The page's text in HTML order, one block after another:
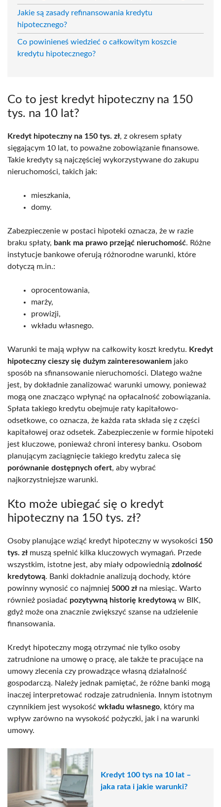
Jakie są zasady refinansowania kredytu
hipotecznego?
Co powinieneś wiedzieć o całkowitym koszcie
kredytu hipotecznego?
Co to jest kredyt hipoteczny na 150
tys. na 10 lat?
Kredyt hipoteczny na 150 tys. zł, z okresem spłaty
sięgającym 10 lat, to poważne zobowiązanie finansowe.
Takie kredyty są najczęściej wykorzystywane do zakupu
nieruchomości, takich jak:
mieszkania,
domy.
Zabezpieczenie w postaci hipoteki oznacza, że w razie
braku spłaty, bank ma prawo przejąć nieruchomość. Różne
instytucje bankowe oferują różnorodne warunki, które
dotyczą m.in.:
oprocentowania,
marży,
prowizji,
wkładu własnego.
Warunki te mają wpływ na całkowity koszt kredytu. Kredyt
hipoteczny cieszy się dużym zainteresowaniem jako
sposób na sfinansowanie nieruchomości. Dlatego ważne
jest, by dokładnie zanalizować warunki umowy, ponieważ
mogą one znacząco wpłynąć na opłacalność zobowiązania.
Spłata takiego kredytu obejmuje raty kapitałowo-
odsetkowe, co oznacza, że każda rata składa się z części
kapitałowej oraz odsetek. Zabezpieczenie w formie hipoteki
jest kluczowe, ponieważ chroni interesy banku. Osobom
planującym zaciągnięcie takiego kredytu zaleca się
porównanie dostępnych ofert, aby wybrać
najkorzystniejsze warunki.
Kto może ubiegać się o kredyt
hipoteczny na 150 tys. zł?
Osoby planujące wziąć kredyt hipoteczny w wysokości 150
tys. zł muszą spełnić kilka kluczowych wymagań. Przede
wszystkim, istotne jest, aby miały odpowiednią zdolność
kredytową. Banki dokładnie analizują dochody, które
powinny wynosić co najmniej 5000 zł na miesiąc. Warto
również posiadać pozytywną historię kredytową w BIK,
gdyż może ona znacznie zwiększyć szanse na udzielenie
finansowania.
Kredyt hipoteczny mogą otrzymać nie tylko osoby
zatrudnione na umowę o pracę, ale także te pracujące na
umowy zlecenia czy prowadzące własną działalność
gospodarczą. Należy jednak pamiętać, że różne banki mogą
inaczej interpretować rodzaje zatrudnienia. Innym istotnym
czynnikiem jest wysokość wkładu własnego, który ma
wpływ zarówno na wysokość pożyczki, jak i na warunki
umowy.
Kredyt 100 tys na 10 lat –
jaka rata i jakie warunki?